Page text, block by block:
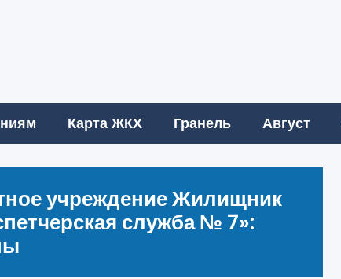
Карта ЖКХ Гранель Август
учреждение Жилищник
служба № 7»‎: